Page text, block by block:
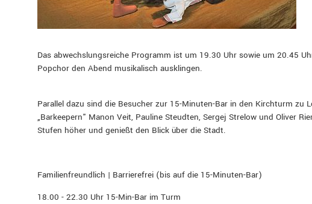
Das abwechslungsreiche Programm ist um 19.30 Uhr sowie um 20.45
Popchor den Abend musikalisch ausklingen.
Parallel dazu sind die Besucher zur 15-Minuten-Bar in den Kirchturm zu
„Barkeepern" Manon Veit, Pauline Steudten, Sergej Strelow und Oliver
Stufen höher und genießt den Blick über die Stadt.
Familienfreundlich | Barrierefrei (bis auf die 15-Minuten-Bar)
18.00 - 22.30 Uhr 15-Min-Bar im Turm